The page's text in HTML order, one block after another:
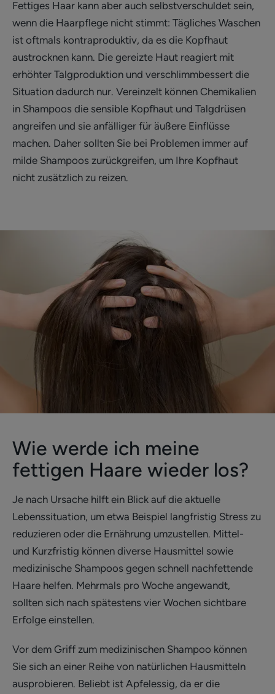
Fettiges Haar kann aber auch selbstverschuldet sein,
wenn die Haarpflege nicht stimmt: Tägliches Waschen
ist oftmals kontraproduktiv, da es die Kopfhaut
austrocknen kann. Die gereizte Haut reagiert mit
erhöhter Talgproduktion und verschlimmbessert die
Situation dadurch nur. Vereinzelt können Chemikalien
in Shampoos die sensible Kopfhaut und Talgdrüsen
angreifen und sie anfälliger für äußere Einflüsse
machen. Daher sollten Sie bei Problemen immer auf
milde Shampoos zurückgreifen, um Ihre Kopfhaut
nicht zusätzlich zu reizen.
Wie werde ich meine
fettigen Haare wieder los?
Je nach Ursache hilft ein Blick auf die aktuelle
Lebenssituation, um etwa Beispiel langfristig Stress zu
reduzieren oder die Ernährung umzustellen. Mittel-
und Kurzfristig können diverse Hausmittel sowie
medizinische Shampoos gegen schnell nachfettende
Haare helfen. Mehrmals pro Woche angewandt,
sollten sich nach spätestens vier Wochen sichtbare
Erfolge einstellen.
Vor dem Griff zum medizinischen Shampoo können
Sie sich an einer Reihe von natürlichen Hausmitteln
ausprobieren. Beliebt ist Apfelessig, da er die